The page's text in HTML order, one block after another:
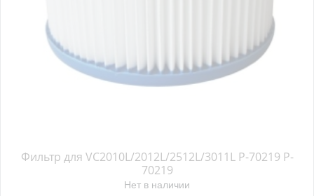
Фильтр для VC2010L/2012L/2512L/3011L P-70219 P-
70219
Нет в наличии